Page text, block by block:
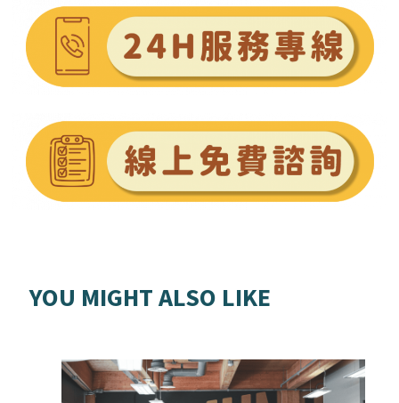
YOU MIGHT ALSO LIKE